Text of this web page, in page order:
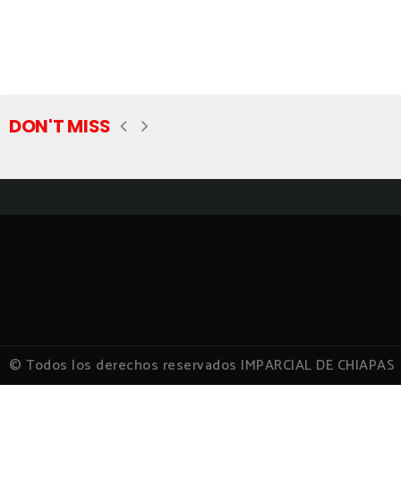
DON'T MISS
© Todos los derechos reservados IMPARCIAL DE CHIAPAS